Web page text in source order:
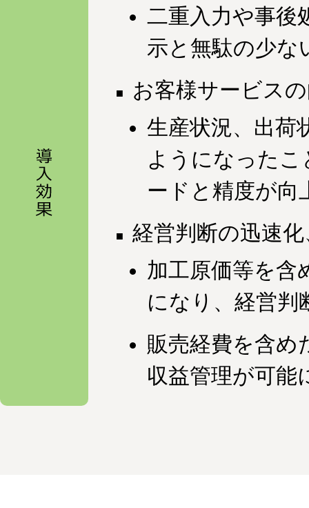
二重入力や事後
示と無駄の少な
お客様サービス
生産状況、出荷
ようになった
ードと精度が向
経営判断の迅速
加工原価等を含
になり、経営判
販売経費を含め
収益管理が可能